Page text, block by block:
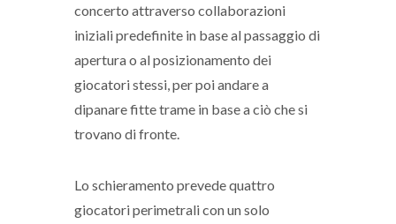
concerto attraverso collaborazioni
iniziali predefinite in base al passaggio di
apertura o al posizionamento dei
giocatori stessi, per poi andare a
dipanare fitte trame in base a ciò che si
trovano di fronte.
Lo schieramento prevede quattro
giocatori perimetrali con un solo